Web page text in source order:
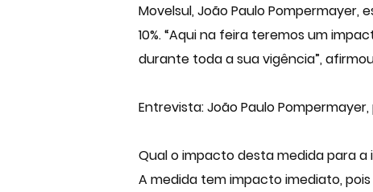
Movelsul, João Paulo Pompermayer,
10%. “Aqui na feira teremos um
durante toda a sua vigência”,
Entrevista: João Paulo
Qual o impacto desta medida para
A medida tem impacto imediato,